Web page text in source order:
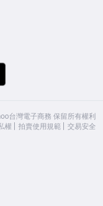
台灣電子商務 保留所有權利
權 拍賣使用規範 交易安全